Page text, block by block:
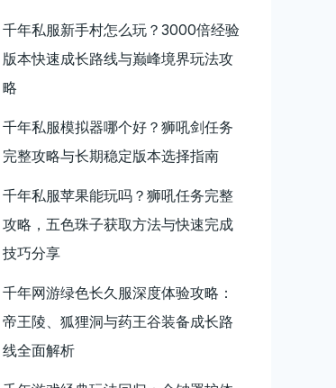
千年私服新手村怎么玩？3000倍经验
版本快速成长路线与巅峰境界玩法攻
略
千年私服模拟器哪个好？狮吼剑任务
完整攻略与长期稳定版本选择指南
千年私服苹果能玩吗？狮吼任务完整
攻略，五色珠子获取方法与快速完成
技巧分享
千年网游绿色长久服深度体验攻略：
帝王陵、狐狸洞与药王谷装备成长路
线全面解析